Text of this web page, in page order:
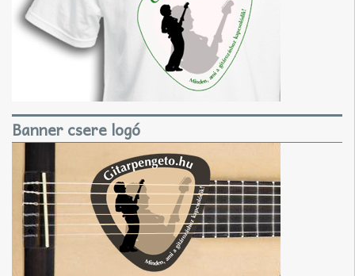
Banner csere logó